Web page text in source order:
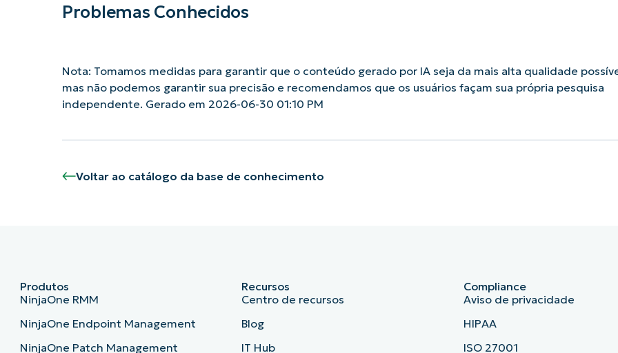
Problemas Conhecidos
Nota: Tomamos medidas para garantir que o conteúdo gerado por IA seja da mais alta qualidade
mas não podemos garantir sua precisão e recomendamos que os usuários façam sua própria pesquisa
independente. Gerado em 2026-06-30 01:10 PM
Voltar ao catálogo da base de conhecimento
Produtos
NinjaOne RMM
NinjaOne Endpoint Management
NinjaOne Patch Management
Recursos
Centro de recursos
Blog
IT Hub
Compliance
Aviso de privacidade
HIPAA
ISO 27001